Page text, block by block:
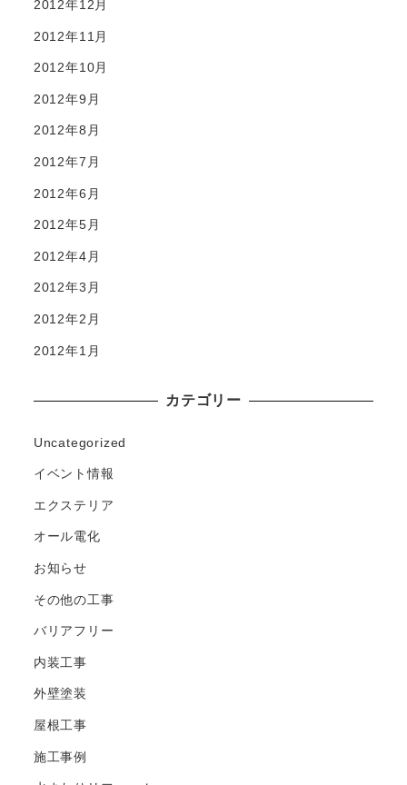
2012年12月
2012年11月
2012年10月
2012年9月
2012年8月
2012年7月
2012年6月
2012年5月
2012年4月
2012年3月
2012年2月
2012年1月
カテゴリー
Uncategorized
イベント情報
エクステリア
オール電化
お知らせ
その他の工事
バリアフリー
内装工事
外壁塗装
屋根工事
施工事例